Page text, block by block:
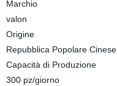
Marchio
valon
Origine
Repubblica Popolare Cinese
Capacità di Produzione
300 pz/giorno